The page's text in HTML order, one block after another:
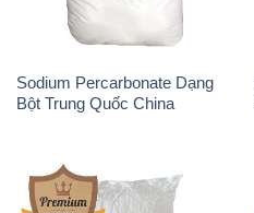
Sodium Percarbonate Dạng
Bột Trung Quốc China